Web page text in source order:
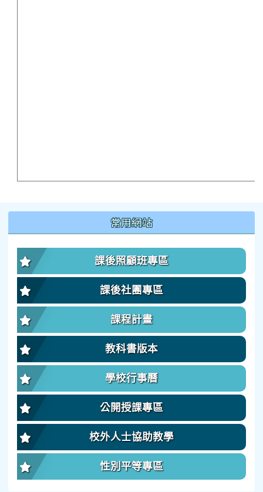
常用網站
課後照顧班專區
課後社團專區
課程計畫
教科書版本
學校行事曆
公開授課專區
校外人士協助教學
性別平等專區